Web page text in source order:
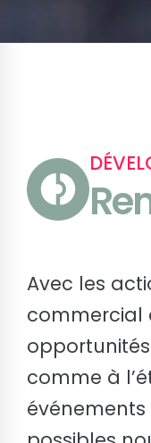
Avec les
commercial
comme à